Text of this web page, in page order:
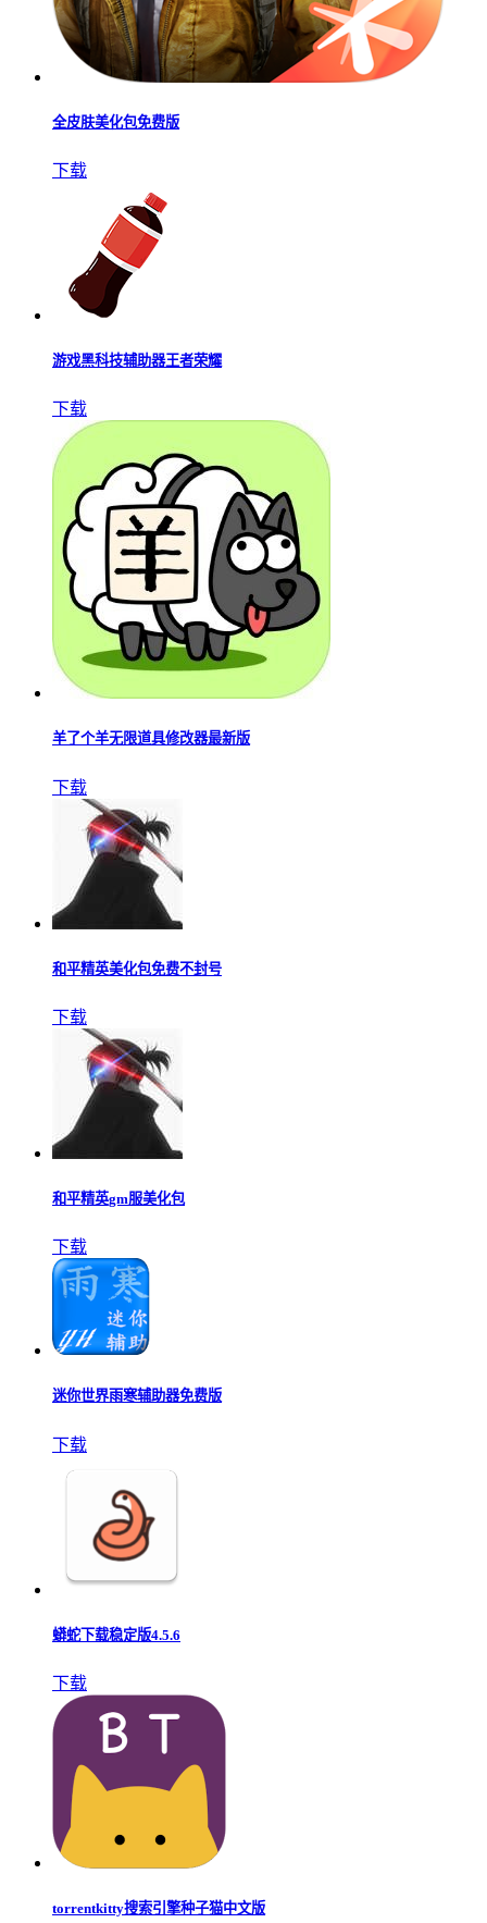
全皮肤美化包免费版
下载
游戏黑科技辅助器王者荣耀
下载
羊了个羊无限道具修改器最新版
下载
和平精英美化包免费不封号
下载
和平精英gm服美化包
下载
迷你世界雨寒辅助器免费版
下载
蟒蛇下载稳定版4.5.6
下载
torrentkitty搜索引擎种子猫中文版